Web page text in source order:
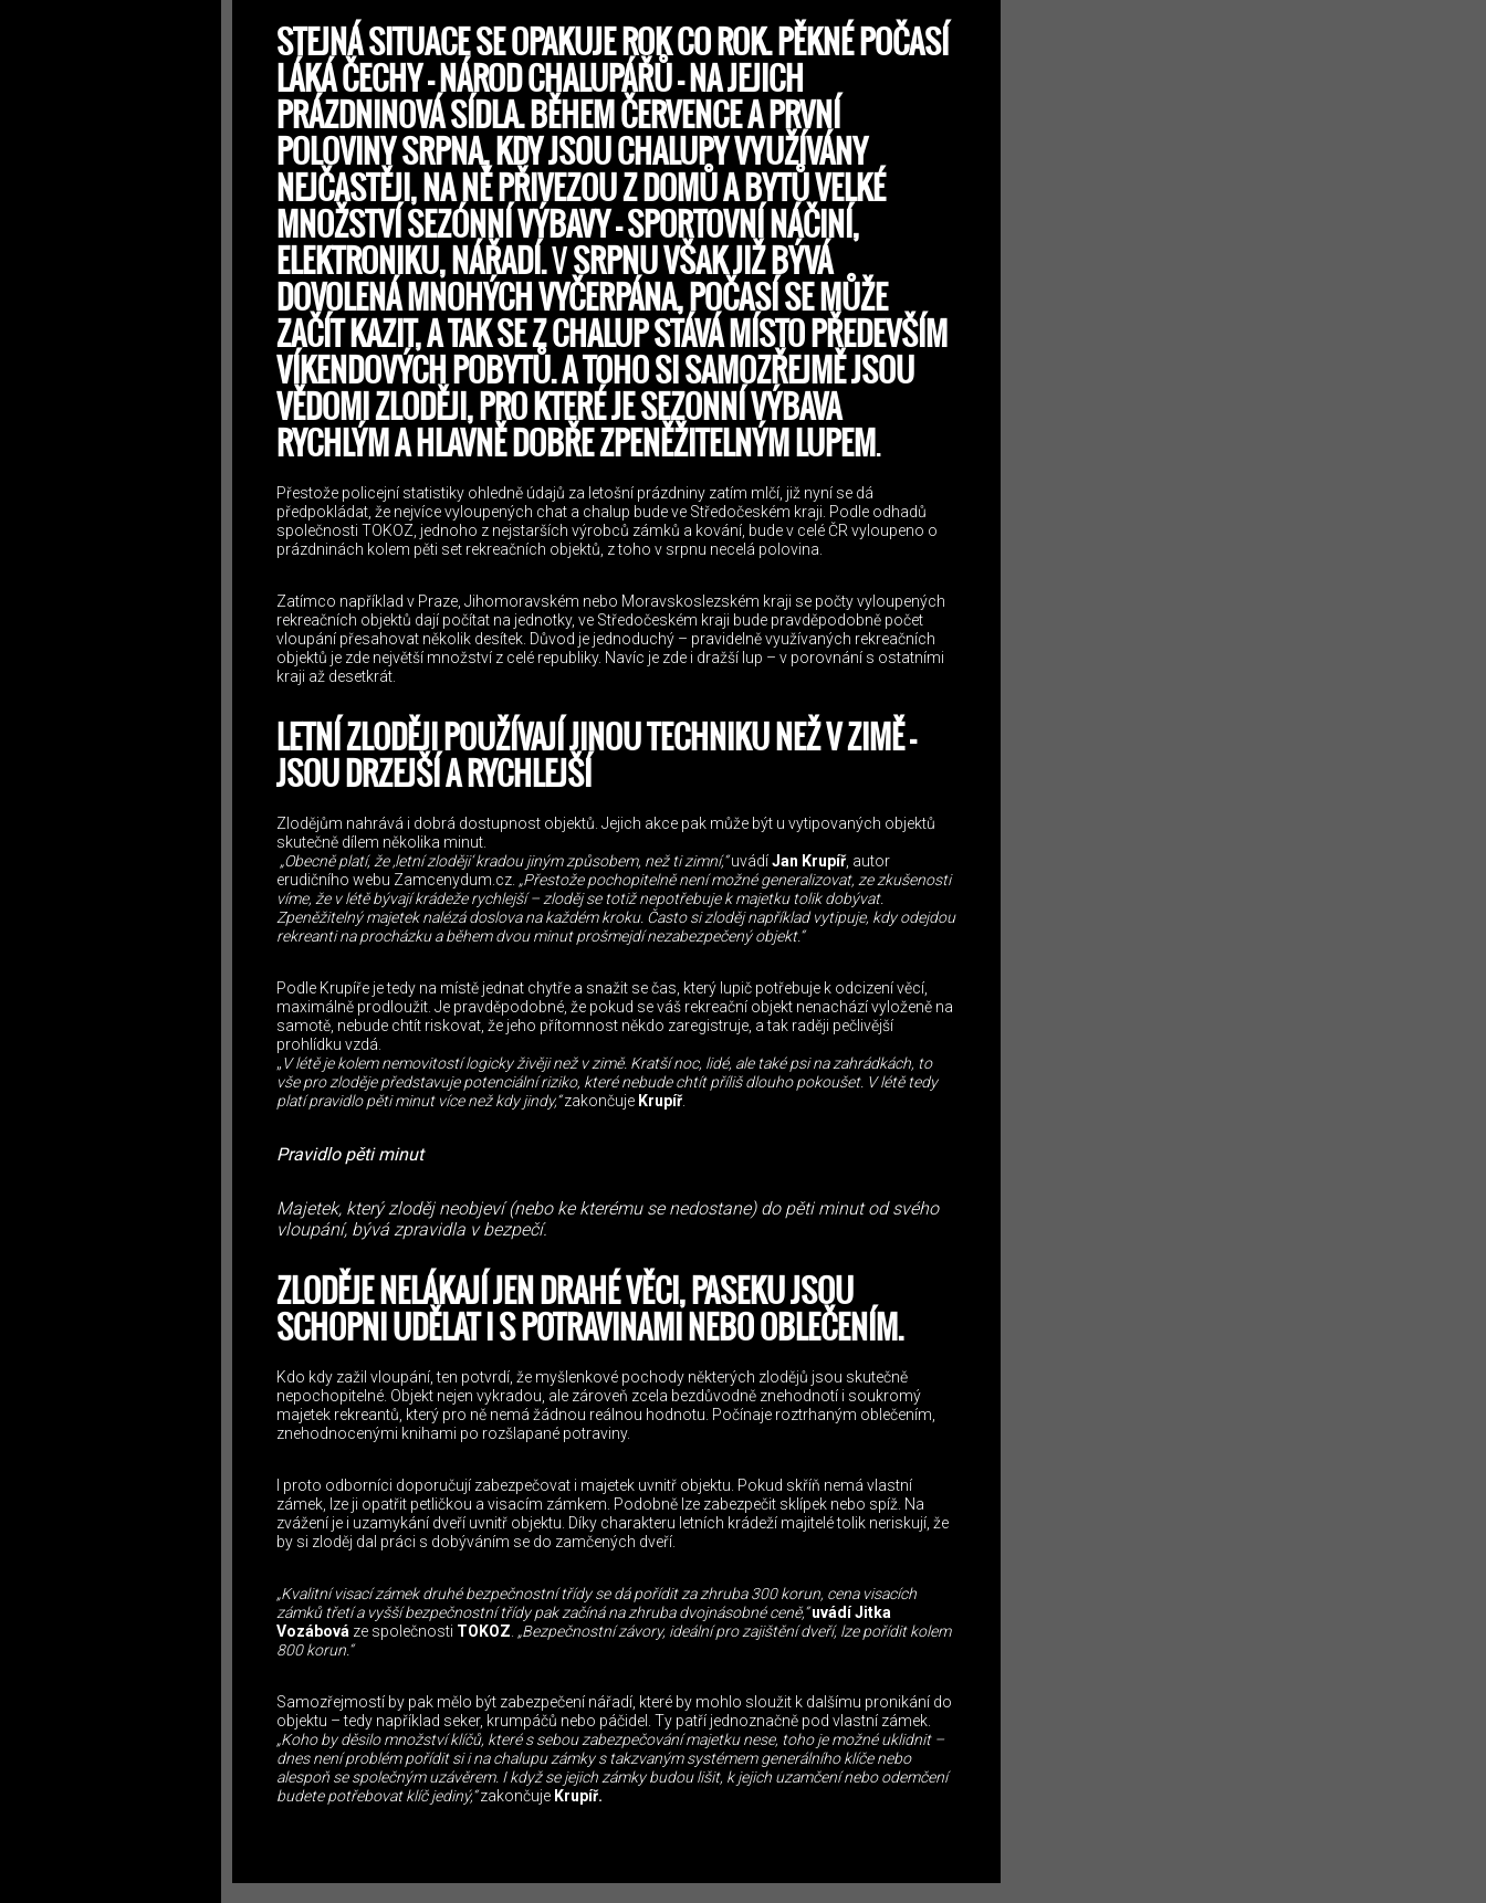
STEJNÁ SITUACE SE OPAKUJE ROK CO ROK. PĚKNÉ POČASÍ
LÁKÁ ČECHY – NÁROD CHALUPÁŘŮ – NA JEJICH
PRÁZDNINOVÁ SÍDLA. BĚHEM ČERVENCE A PRVNÍ
POLOVINY SRPNA, KDY JSOU CHALUPY VYUŽÍVÁNY
NEJČASTĚJI, NA NĚ PŘIVEZOU Z DOMŮ A BYTŮ VELKÉ
MNOŽSTVÍ SEZÓNNÍ VÝBAVY – SPORTOVNÍ NÁČINÍ,
ELEKTRONIKU, NÁŘADÍ.VSRPNU VŠAK JIŽ BÝVÁ
DOVOLENÁ MNOHÝCH VYČERPÁNA, POČASÍ SE MŮŽE
ZAČÍT KAZIT, A TAK SE Z CHALUP STÁVÁ MÍSTO PŘEDEVŠÍM
VÍKENDOVÝCH POBYTŮ. A TOHO SI SAMOZŘEJMĚ JSOU
VĚDOMI ZLODĚJI, PRO KTERÉ JE SEZONNÍ VÝBAVA
RYCHLÝM A HLAVNĚ DOBŘE ZPENĚŽITELNÝM LUPEM.
Přestože policejní statistiky ohledně údajů za letošní prázdniny zatím mlčí, již nyní se dá
předpokládat, že nejvíce vyloupených chat a chalup bude ve Středočeském kraji. Podle odhadů
společnosti TOKOZ, jednoho z nejstarších výrobců zámků a kování, bude v celé ČR vyloupeno o
prázdninách kolem pěti set rekreačních objektů, z toho v srpnu necelá polovina.
Zatímco například v Praze, Jihomoravském nebo Moravskoslezském kraji se počty vyloupených
rekreačních objektů dají počítat na jednotky, ve Středočeském kraji bude pravděpodobně počet
vloupání přesahovat několik desítek. Důvod je jednoduchý – pravidelně využívaných rekreačních
objektů je zde největší množství z celé republiky. Navíc je zde i dražší lup – v porovnání s ostatními
kraji až desetkrát.
LETNÍ ZLODĚJI POUŽÍVAJÍ JINOU TECHNIKU NEŽ V ZIMĚ –
JSOU DRZEJŠÍ A RYCHLEJŠÍ
Zlodějům nahrává i dobrá dostupnost objektů. Jejich akce pak může být u vytipovaných objektů
skutečně dílem několika minut.
„Obecně platí, že ‚letní zloději‘ kradou jiným způsobem, než ti zimní,“uvádíJan Krupíř, autor
erudičního webu Zamcenydum.cz. „Přestože pochopitelně není možné generalizovat, ze zkušenosti
víme, že v létě bývají krádeže rychlejší – zloděj se totiž nepotřebuje k majetku tolik dobývat.
Zpeněžitelný majetek nalézá doslova na každém kroku. Často si zloděj například vytipuje, kdy odejdou
rekreanti na procházku a během dvou minut prošmejdí nezabezpečený objekt.“
Podle Krupíře je tedy na místě jednat chytře a snažit se čas, který lupič potřebuje k odcizení věcí,
maximálně prodloužit. Je pravděpodobné, že pokud se váš rekreační objekt nenachází vyloženě na
samotě, nebude chtít riskovat, že jeho přítomnost někdo zaregistruje, a tak raději pečlivější
prohlídku vzdá.
„V létě je kolem nemovitostí logicky živěji než v zimě. Kratší noc, lidé, ale také psi na zahrádkách, to
vše pro zloděje představuje potenciální riziko, které nebude chtít příliš dlouho pokoušet. V létě tedy
platí pravidlo pěti minut více než kdy jindy,“zakončuje Krupíř.
Pravidlo pěti minut
Majetek, který zloděj neobjeví (nebo ke kterému se nedostane) do pěti minut od svého
vloupání, bývá zpravidla v bezpečí.
ZLODĚJE NELÁKAJÍ JEN DRAHÉ VĚCI, PASEKU JSOU
SCHOPNI UDĚLAT I S POTRAVINAMI NEBO OBLEČENÍM.
Kdo kdy zažil vloupání, ten potvrdí, že myšlenkové pochody některých zlodějů jsou skutečně
nepochopitelné. Objekt nejen vykradou, ale zároveň zcela bezdůvodně znehodnotí i soukromý
majetek rekreantů, který pro ně nemá žádnou reálnou hodnotu. Počínaje roztrhaným oblečením,
znehodnocenými knihami po rozšlapané potraviny.
I proto odborníci doporučují zabezpečovat i majetek uvnitř objektu. Pokud skříň nemá vlastní
zámek, lze ji opatřit petličkou a visacím zámkem. Podobně lze zabezpečit sklípek nebo spíž. Na
zvážení je i uzamykání dveří uvnitř objektu. Díky charakteru letních krádeží majitelé tolik neriskují, že
by si zloděj dal práci s dobýváním se do zamčených dveří.
„Kvalitní visací zámek druhé bezpečnostní třídy se dá pořídit za zhruba 300 korun, cena visacích
zámků třetí a vyšší bezpečnostní třídy pak začíná na zhruba dvojnásobné ceně,“ uvádí Jitka
Vozábová ze společnosti TOKOZ „Bezpečnostní závory, ideální pro zajištění dveří, lze pořídit kolem
800 korun.“
Samozřejmostí by pak mělo být zabezpečení nářadí, které by mohlo sloužit k dalšímu pronikání do
objektu – tedy například seker, krumpáčů nebo páčidel. Ty patří jednoznačně pod vlastní zámek.
„Koho by děsilo množství klíčů, které s sebou zabezpečování majetku nese, toho je možné uklidnit –
dnes není problém pořídit si i na chalupu zámky s takzvaným systémem generálního klíče nebo
alespoň se společným uzávěrem. I když se jejich zámky budou lišit, k jejich uzamčení nebo odemčení
budete potřebovat klíč jediný,“zakončuje Krupíř.